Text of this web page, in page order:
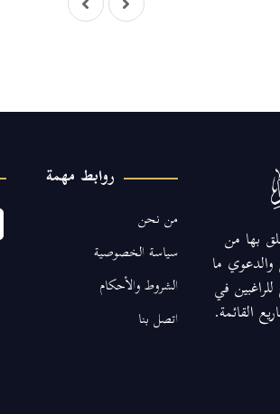
بها من
والدعوي ما
في
القائمة.
روابط مهمة
من نحن
سياسة الخصوصية
الشروط والأحكام
اتصل بنا